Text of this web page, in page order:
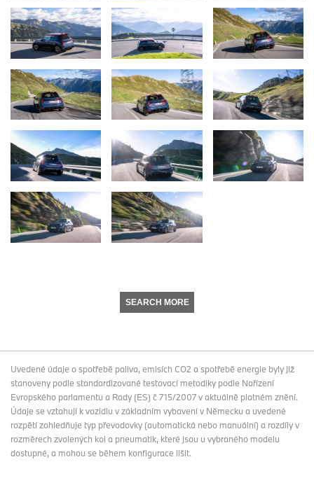
SEARCH MORE
Uvedené údaje o spotřebě paliva, emisích CO2 a spotřebě energie byly již
stanoveny podle standardizované testovací metodiky podle Nařízení
Evropského parlamentu a Rady (ES) č 715/2007 v aktuálně platném znění.
Údaje se vztahují k vozidlu v základním vybavení v Německu a uvedené
rozpětí zohledňuje typ převodovky (automatická nebo manuální) a rozdíly v
rozměrech zvolených kol a pneumatik, které jsou u vybraného modelu
dostupné, a mohou se během konfigurace lišit.